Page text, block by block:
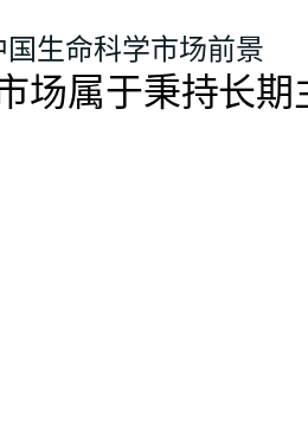
生命科学市场前景
场属于秉持长期